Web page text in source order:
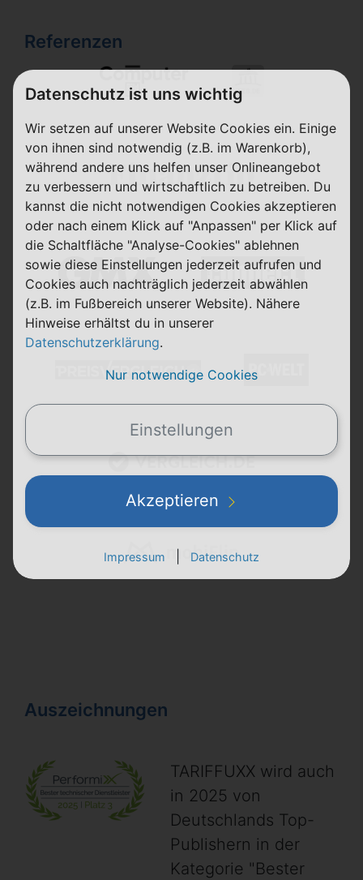
Referenzen
Auszeichnungen
TARIFFUXX wird auch
in 2025 von
Deutschlands Top-
Publishern in der
Kategorie "Bester
Datenschutz ist uns wichtig
Wir setzen auf unserer Website Cookies ein. Einige
von ihnen sind notwendig (z.B. im Warenkorb),
während andere uns helfen unser Onlineangebot
zu verbessern und wirtschaftlich zu betreiben. Du
kannst die nicht notwendigen Cookies akzeptieren
oder nach einem Klick auf "Anpassen" per Klick auf
die Schaltfläche "Analyse-Cookies" ablehnen
sowie diese Einstellungen jederzeit aufrufen und
Cookies auch nachträglich jederzeit abwählen
(z.B. im Fußbereich unserer Website). Nähere
Hinweise erhältst du in unserer
Datenschutzerklärung.
Nur notwendige Cookies
Einstellungen
Akzeptieren
Impressum Datenschutz